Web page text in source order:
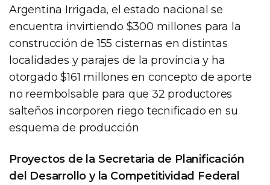
Argentina Irrigada, el estado nacional se
encuentra invirtiendo $300 millones para la
construcción de 155 cisternas en distintas
localidades y parajes de la provincia y ha
otorgado $161 millones en concepto de aporte
no reembolsable para que 32 productores
salteños incorporen riego tecnificado en su
esquema de producción
Proyectos de la Secretaria de Planificación
del Desarrollo y la Competitividad Federal